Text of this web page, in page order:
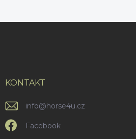
KONTAKT
info@horse4u.cz
Facebook